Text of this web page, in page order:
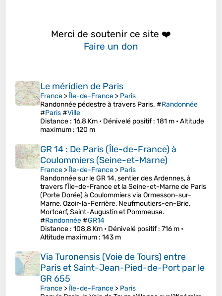
Merci de soutenir ce site ❤️
Faire un don
Le méridien de Paris
France >Île-de-France > Paris
Randonnée pédestre à travers Paris. #Randonnée
#Paris#Ville
Distance : 16,8 Km • Dénivelé positif: 181 m •Altitude
maximum : 120 m
GR 14 : De Paris (Île-de-France) à
Coulommiers (Seine-et-Marne)
France >Île-de-France > Paris
Randonnée sur le GR 14, sentier des Ardennes, à
travers l'Île-de-France et la Seine-et-Marne de Paris
(Porte Dorée) à Coulommiers via Ormesson-sur-
Marne, Ozoir-la-Ferrière, Neufmoutiers-en-Brie,
Mortcerf, Saint-Augustin et Pommeuse.
#Randonnée#GR14
Distance : 108,8 Km • Dénivelé positif: 716 m •
Altitude maximum : 143 m
Via Turonensis (Voie de Tours) entre
Paris et Saint-Jean-Pied-de-Port par le
GR 655
France >Île-de-France > Paris